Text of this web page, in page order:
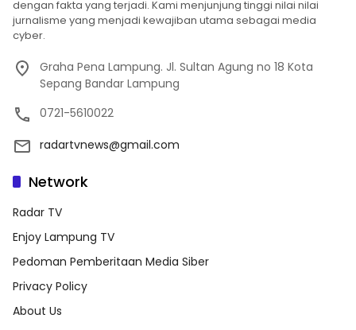
dengan fakta yang terjadi. Kami menjunjung tinggi nilai nilai
jurnalisme yang menjadi kewajiban utama sebagai media
cyber.
Graha Pena Lampung. Jl. Sultan Agung no 18 Kota
Sepang Bandar Lampung
0721-5610022
radartvnews@gmail.com
Network
Radar TV
Enjoy Lampung TV
Pedoman Pemberitaan Media Siber
Privacy Policy
About Us